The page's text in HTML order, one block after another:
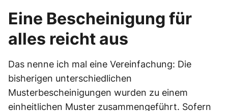
Eine Bescheinigung für
alles reicht aus
Das nenne ich mal eine Vereinfachung: Die
bisherigen unterschiedlichen
Musterbescheinigungen wurden zu einem
einheitlichen Muster zusammengeführt. Sofern